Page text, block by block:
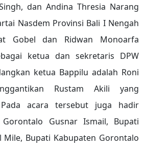
dan Andina Thresia Narang
Nasdem Provinsi Bali I Nengah
Gobel dan Ridwan Monoarfa
ketua dan sekretaris DPW
ketua Bappilu adalah Roni
Rustam Akili yang
acara tersebut juga hadir
Gusnar Ismail, Bupati
Mile, Bupati Kabupaten Gorontalo